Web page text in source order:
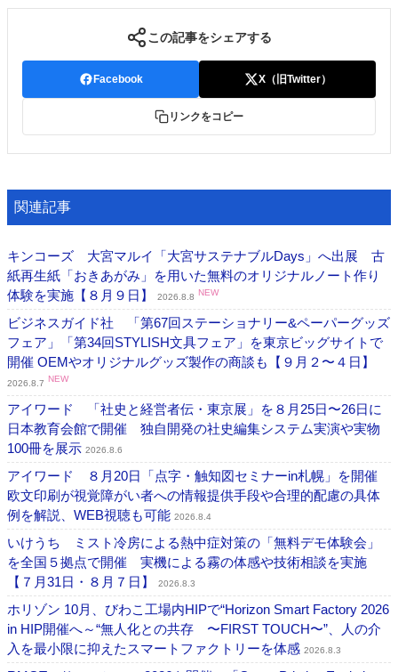
この記事をシェアする
Facebook X（旧Twitter）
リンクをコピー
関連記事
キンコーズ 大宮マルイ「大宮サステナブルDays」へ出展 古
紙再生紙「おきあがみ」を用いた無料のオリジナルノート作り
体験を実施【８月９日】
2026.8.8 NEW
ビジネスガイド社 「第67回ステーショナリー&ペーパーグッズ
フェア」「第34回STYLISH文具フェア」を東京ビッグサイトで
開催 OEMやオリジナルグッズ製作の商談も【９月２〜４日】
2026.8.7 NEW
アイワード 「社史と経営者伝・東京展」を８月25日〜26日に
日本教育会館で開催 独自開発の社史編集システム実演や実物
100冊を展示 2026.8.6
アイワード ８月20日「点字・触知図セミナーin札幌」を開催
欧文印刷が視覚障がい者への情報提供手段や合理的配慮の具体
例を解説、WEB視聴も可能 2026.8.4
いけうち ミスト冷房による熱中症対策の「無料デモ体験会」
を全国５拠点で開催 実機による霧の体感や技術相談を実施
【７月31日・８月７日】
2026.8.3
ホリゾン 10月、びわこ工場内HIPで“Horizon Smart Factory 2026
in HIP開催へ～“無人化との共存 〜FIRST TOUCH〜”、人の介
入を最小限に抑えたスマートファクトリーを体感 2026.8.3